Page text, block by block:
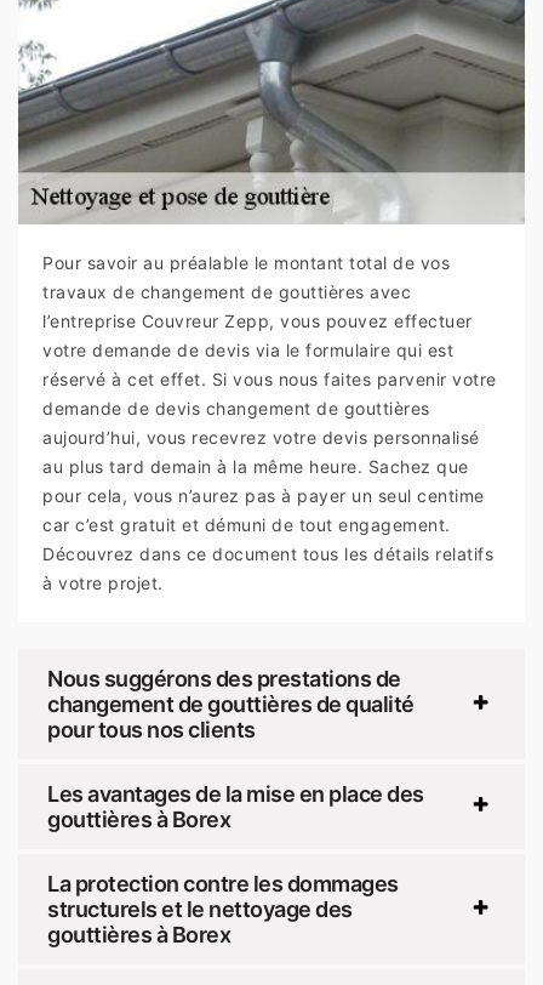
Pour savoir au préalable le montant total de vos
travaux de changement de gouttières avec
l’entreprise Couvreur Zepp, vous pouvez effectuer
votre demande de devis via le formulaire qui est
réservé à cet effet. Si vous nous faites parvenir votre
demande de devis changement de gouttières
aujourd’hui, vous recevrez votre devis personnalisé
au plus tard demain à la même heure. Sachez que
pour cela, vous n’aurez pas à payer un seul centime
car c’est gratuit et démuni de tout engagement.
Découvrez dans ce document tous les détails relatifs
à votre projet.
Nous suggérons des prestations de
changement de gouttières de qualité
pour tous nos clients
Les avantages de la mise en place des
gouttières à Borex
La protection contre les dommages
structurels et le nettoyage des
gouttières à Borex